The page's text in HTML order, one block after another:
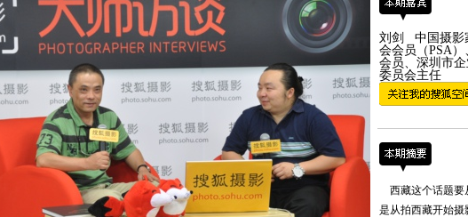
刘剑 中国摄影
会会员（PSA
会员、深圳市
委员会主任
西藏这个话题要
是从拍西藏开始摄